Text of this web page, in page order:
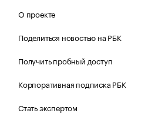
О проекте
Поделиться новостью на РБК
Получить пробный доступ
Корпоративная подписка РБК
Стать экспертом